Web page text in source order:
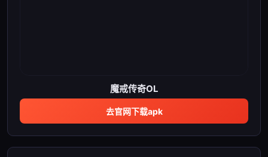
魔戒传奇OL
去官网下载apk